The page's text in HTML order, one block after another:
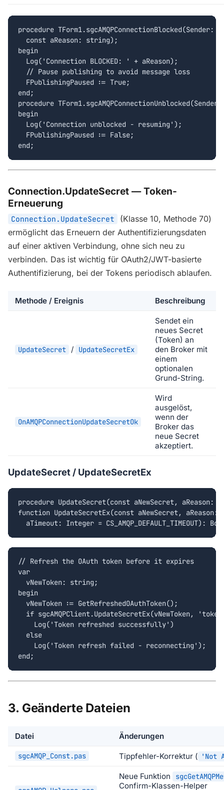
procedure TForm1.sgcAMQPConnectionBlocked(Sender:
  const aReason: string);
begin
  Log('Connection BLOCKED: ' + aReason);
  // Pause publishing to avoid message loss
  FPublishingPaused := True;
end;
procedure
begin
  Log('Connection unblocked - resuming');
  FPublishingPaused := False;
end;
Connection.UpdateSecret — Token-
Erneuerung
Connection.UpdateSecret
(Klasse 10, Methode 70)
ermöglicht das Erneuern der Authentifizierungsdaten
auf einer aktiven Verbindung, ohne sich neu zu
verbinden. Das ist wichtig für OAuth2/JWT-basierte
Authentifizierung, bei der Tokens periodisch ablaufen.
Methode / Ereignis Beschreibung
UpdateSecret / UpdateSecretEx
Sendet ein
neues Secret
(Token) an
den Broker mit
einem
optionalen
Grund-String.
OnAMQPConnectionUpdateSecretOk
Wird
ausgelöst,
wenn der
Broker das
neue Secret
akzeptiert.
UpdateSecret / UpdateSecretEx
procedure UpdateSecret(const aNewSecret, aReason:
function UpdateSecretEx(const aNewSecret,
aTimeout: Integer = CS_AMQP_DEFAULT_TIMEOUT):
// Refresh the OAuth token before it expires
var
  vNewToken: string;
begin
  vNewToken := GetRefreshedOAuthToken();
if sgcAMQPClient.UpdateSecretEx(vNewToken,
    Log('Token refreshed successfully')
  else
    Log('Token refresh failed - reconnecting');
end;
3. Geänderte Dateien
Datei Änderungen
sgcAMQP_Const.pas Tippfehler-Korrektur ( 'Not
Neue Funktion
Confirm-Klassen-Helper